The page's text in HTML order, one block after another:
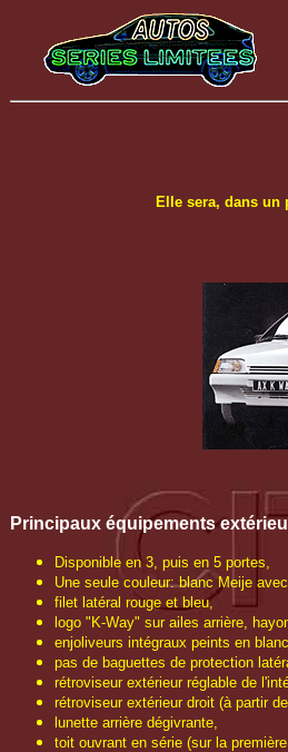
Elle sera, dans
Principaux équipements
Disponible en 3, puis en 5 portes,
Une seule couleur: blanc Meije
filet latéral rouge et bleu,
logo "K-Way" sur ailes arrière,
enjoliveurs intégraux peints en
pas de baguettes de protection
rétroviseur extérieur réglable de
rétroviseur extérieur droit (à partir
lunette arrière dégivrante,
toit ouvrant en série (sur la